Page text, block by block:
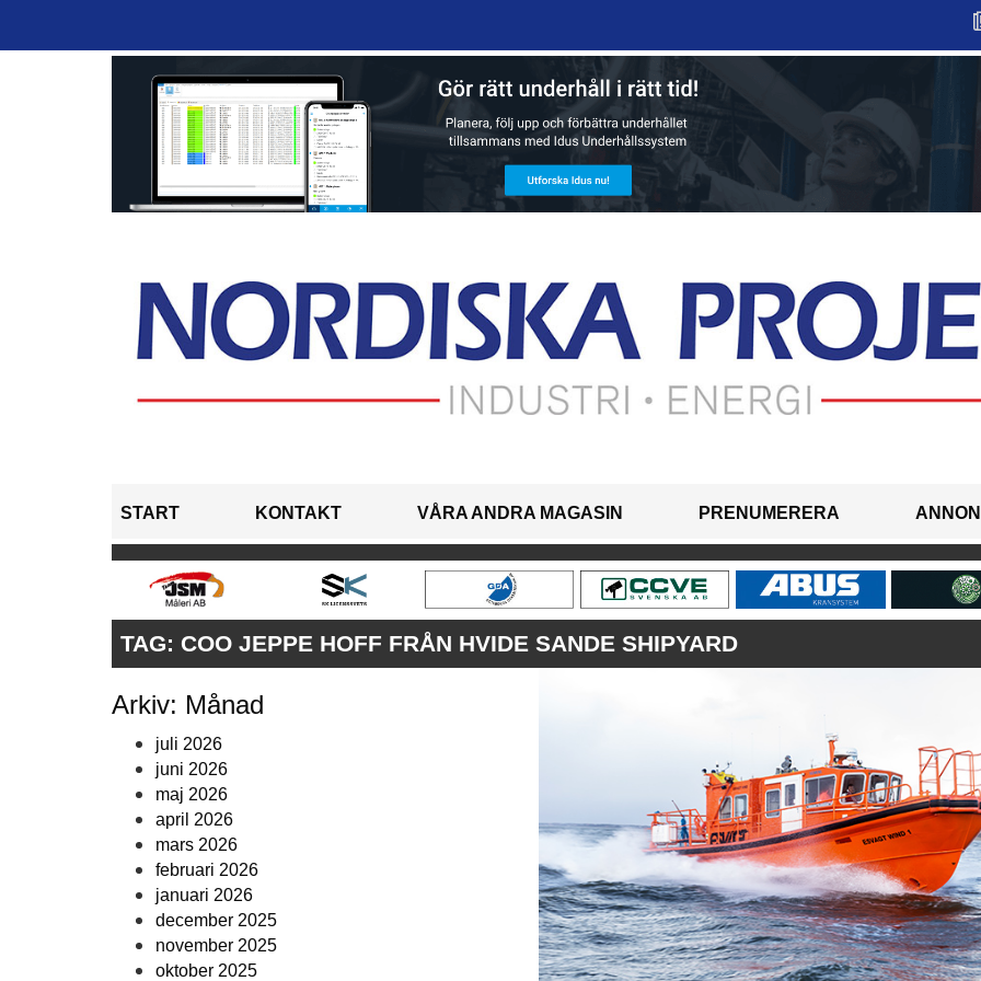
START KONTAKT VÅRA ANDRA MAGASIN PRENUMERERA
TAG: COO JEPPE HOFF FRÅN HVIDE SANDE SHIPYARD
Arkiv: Månad
juli 2026
juni 2026
maj 2026
april 2026
mars 2026
februari 2026
januari 2026
december 2025
november 2025
oktober 2025